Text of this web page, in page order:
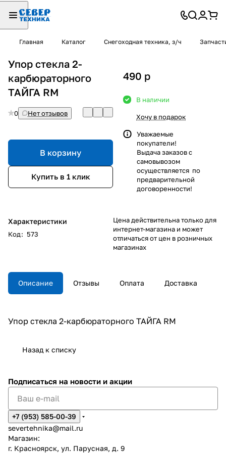
Главная Каталог Снегоходная техника, з/ч
Упор стекла 2-
карбюраторного
ТАЙГА RM
0 Нет отзывов
В корзину
Купить в 1 клик
Характеристики
Код: 573
490 p
В наличии
Хочу в подарок
Уважаемые
покупатели!
Выдача заказов с
самовывозом
осуществляется по
предварительной
договоренности!
Цена действительна только для
интернет-магазина и может
отличаться от цен в розничных
магазинах
Описание Отзывы Оплата Доставка
Упор стекла 2-карбюраторного ТАЙГА RM
Назад к списку
Подписаться на новости и акции
+7 (953) 585-00-39
severtehnika@mail.ru
Магазин:
г. Красноярск, ул. Парусная, д. 9